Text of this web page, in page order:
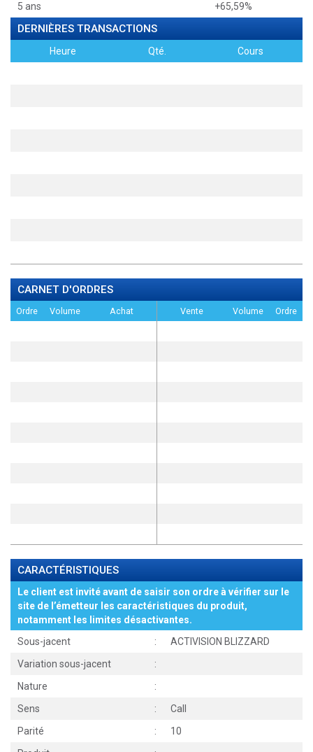
5 ans
+65,59%
DERNIÈRES TRANSACTIONS
Heure Qté. Cours
CARNET D'ORDRES
Ordre Volume Achat Vente Volume Ordre
CARACTÉRISTIQUES
Le client est invité avant de saisir son ordre à vérifier sur le
site de l’émetteur les caractéristiques du produit,
notamment les limites désactivantes.
Sous-jacent
:
ACTIVISION BLIZZARD
Variation sous-jacent
:
Nature
:
Sens
:
Call
Parité
:
10